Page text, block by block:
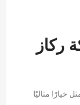
ركاز
خيارًا مثاليًا